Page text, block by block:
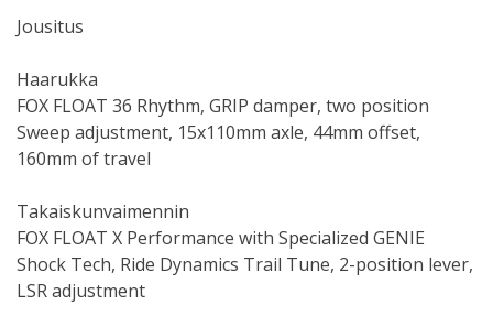
Jousitus
Haarukka
FOX FLOAT 36 Rhythm, GRIP damper, two position
Sweep adjustment, 15x110mm axle, 44mm offset,
160mm of travel
Takaiskunvaimennin
FOX FLOAT X Performance with Specialized GENIE
Shock Tech, Ride Dynamics Trail Tune, 2-position lever,
LSR adjustment